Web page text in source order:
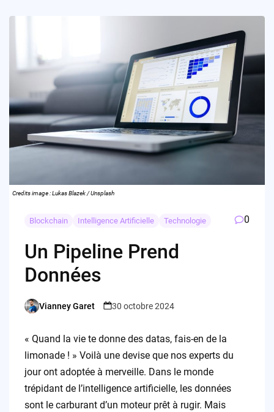
Credits image : Lukas Blazek / Unsplash
Blockchain Intelligence Artificielle Technologie 0
Un Pipeline Prend
Données
Posted
Vianney Garet 30 octobre 2024
« Quand la vie te donne des datas, fais-en de la
limonade ! » Voilà une devise que nos experts du
jour ont adoptée à merveille. Dans le monde
trépidant de l’intelligence artificielle, les données
sont le carburant d’un moteur prêt à rugir. Mais